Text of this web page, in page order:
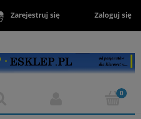
Zarejestruj się Zaloguj się